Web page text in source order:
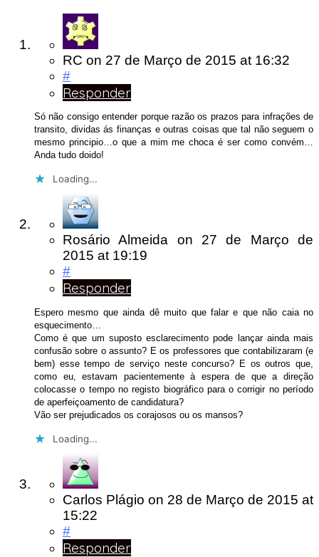
RC on 27 de Março de 2015 at 16:32
#
Responder
Só não consigo entender porque razão os prazos para infrações de
transito, dividas ás finanças e outras coisas que tal não seguem o
mesmo principio…o que a mim me choca é ser como convém…
Anda tudo doido!
Loading...
Rosário Almeida on 27 de Março de
2015 at 19:19
#
Responder
Espero mesmo que ainda dê muito que falar e que não caia no
esquecimento…
Como é que um suposto esclarecimento pode lançar ainda mais
confusão sobre o assunto? E os professores que contabilizaram (e
bem) esse tempo de serviço neste concurso? E os outros que,
como eu, estavam pacientemente à espera de que a direção
colocasse o tempo no registo biográfico para o corrigir no período
de aperfeiçoamento de candidatura?
Vão ser prejudicados os corajosos ou os mansos?
Loading...
Carlos Plágio on 28 de Março de 2015 at
15:22
#
Responder